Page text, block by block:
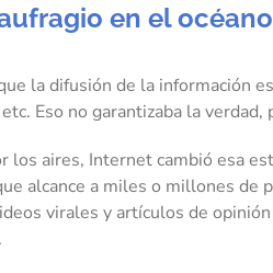
en el
la difusión de la información
Eso no garantizaba la
los aires, Internet cambió esa
alcance a miles o millones
virales y artículos de